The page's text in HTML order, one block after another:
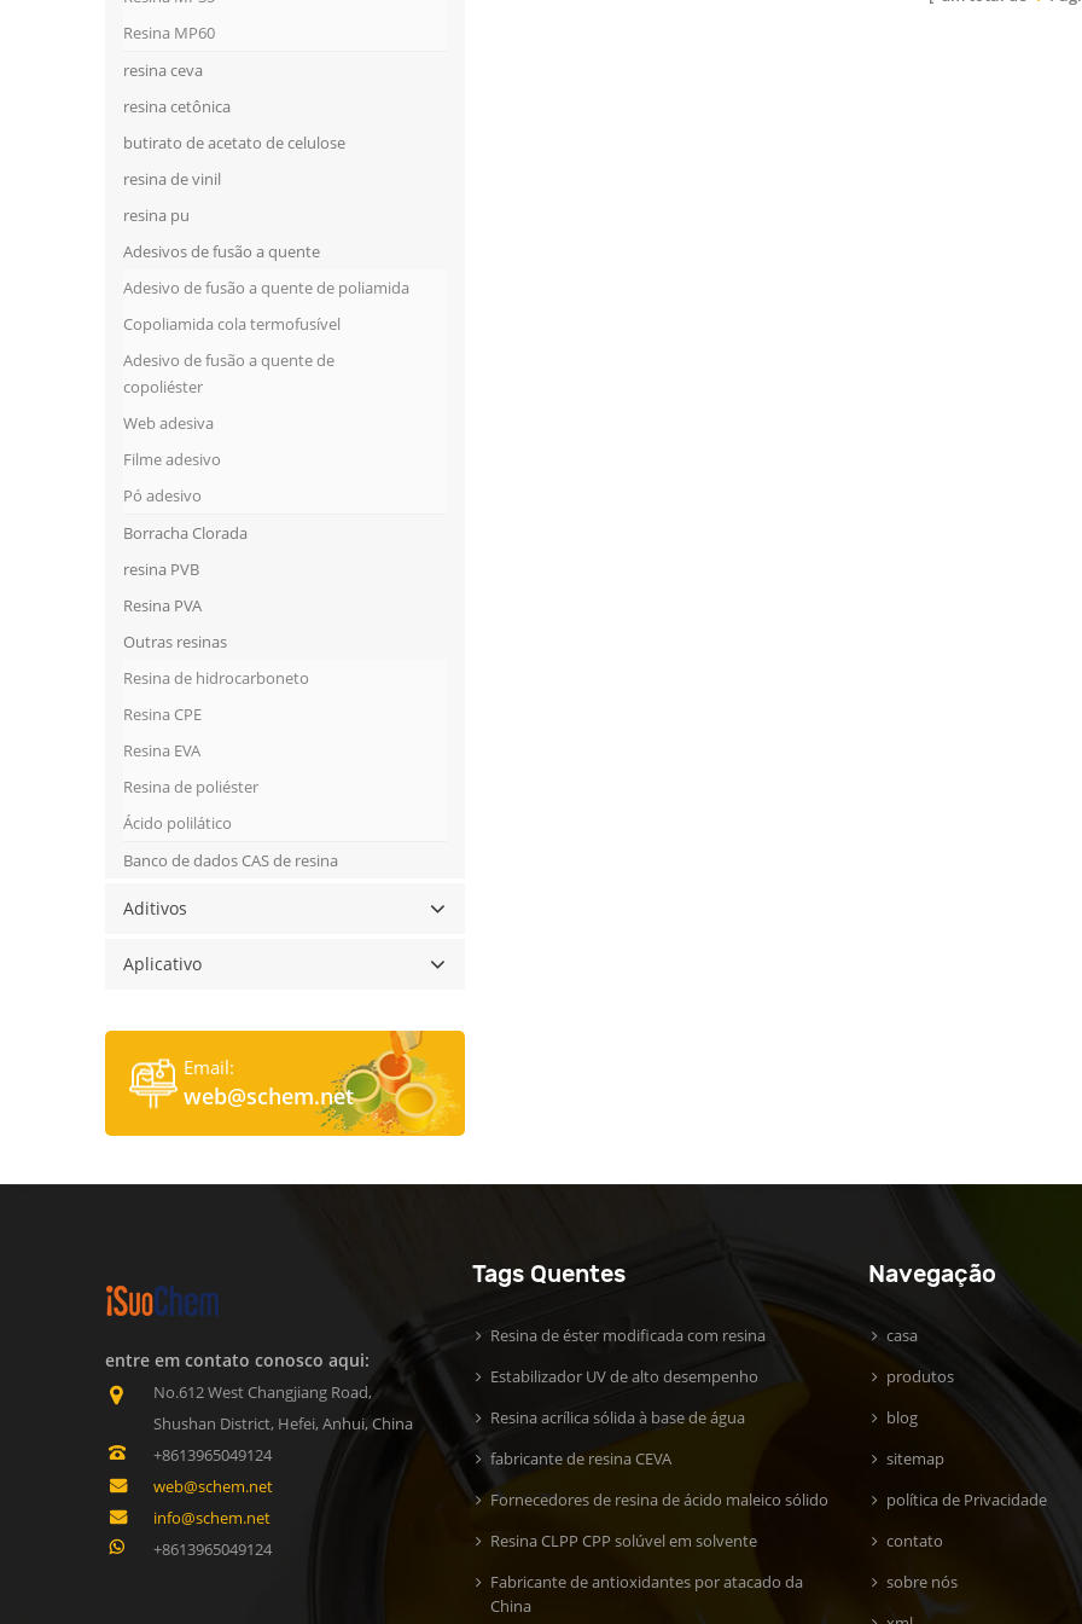
Resina MP60
resina ceva
resina cetônica
butirato de acetato de celulose
resina de vinil
resina pu
Adesivos de fusão a quente
Adesivo de fusão a quente de poliamida
Copoliamida cola termofusível
Adesivo de fusão a quente de
copoliéster
Web adesiva
Filme adesivo
Pó adesivo
Borracha Clorada
resina PVB
Resina PVA
Outras resinas
Resina de hidrocarboneto
Resina CPE
Resina EVA
Resina de poliéster
Ácido polilático
Banco de dados CAS de resina
Aditivos
Aplicativo
Email:
web@schem.net
entre em contato conosco aqui:
No.612 West Changjiang Road,
Shushan District, Hefei, Anhui, China
+8613965049124
web@schem.net
info@schem.net
+8613965049124
Tags Quentes
Resina de éster modificada com resina
Estabilizador UV de alto desempenho
Resina acrílica sólida à base de água
fabricante de resina CEVA
Fornecedores de resina de ácido maleico sólido
Resina CLPP CPP solúvel em solvente
Fabricante de antioxidantes por atacado da
China
Navegação
casa
produtos
blog
sitemap
política de Privacidade
contato
sobre nós